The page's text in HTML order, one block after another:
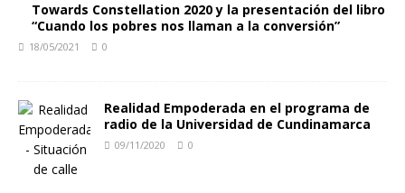
Towards Constellation 2020 y la presentación del libro
“Cuando los pobres nos llaman a la conversión”
18/05/2021 0
Realidad Empoderada en el programa de
radio de la Universidad de Cundinamarca
09/11/2020 0